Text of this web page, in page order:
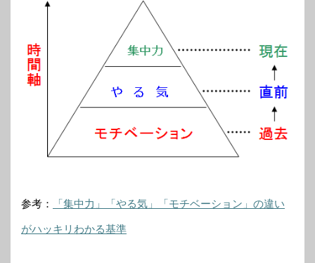
参考： 「集中力」「やる気」「モチベーション」の違い
がハッキリわかる基準